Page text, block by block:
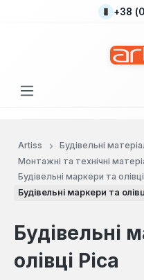
Перейти до основного
+38
Artiss
Будівельні
Монтажні та технічні
Будівельні маркери та олівці
Будівельні маркери та
Будівельні
олівці Pica